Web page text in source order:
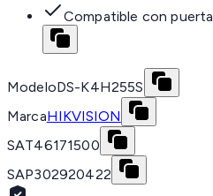
Compatible con
ModeloDS-K4H255S
MarcaHIKVISION
SAT46171500
SAP302920422